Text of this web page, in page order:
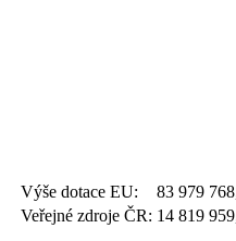
Výše dotace EU: 83 979
Veřejné zdroje ČR: 14 819